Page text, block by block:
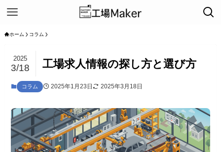
ホーム コラム
工場求人情報の探し方と選び方
2025
3/18
コラム 2025年1月23日 2025年3月18日